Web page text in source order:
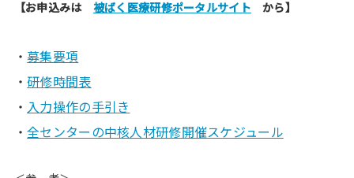
【お申込みは 被ばく医療研修ポータルサイト から】
・募集要項
・研修時間表
・ 入力操作の手引き
・全センターの中核人材研修開催スケジュール